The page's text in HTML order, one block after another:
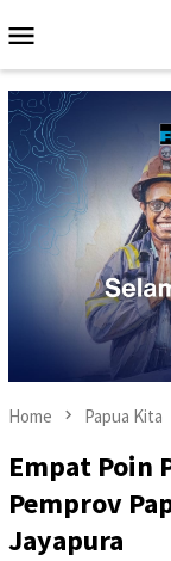
to
Menu
Home Papua Kita
Empat Poin
Pemprov
Jayapura